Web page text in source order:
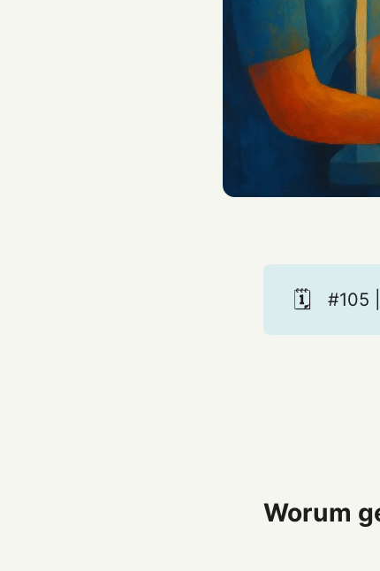
🗓️ #105
Worum